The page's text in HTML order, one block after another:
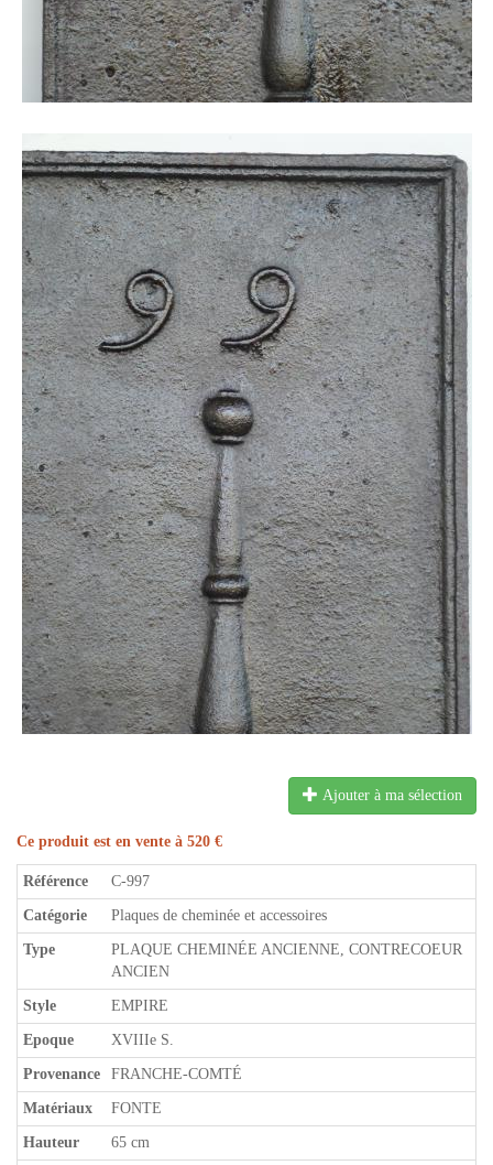
Ajouter à ma sélection
Ce produit est en vente à 520 €
Référence C-997
Catégorie Plaques de cheminée et accessoires
Type
PLAQUE CHEMINÉE ANCIENNE, CONTRECOEUR
ANCIEN
Style EMPIRE
Epoque XVIIIe S.
Provenance FRANCHE-COMTÉ
Matériaux FONTE
Hauteur 65 cm